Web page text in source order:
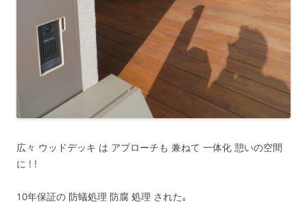
広々 ウッドデッキ は アプローチも 兼ねて 一体化 憩いの空間
に ! !
10年保証の 防蟻処理 防腐 処理 された｡